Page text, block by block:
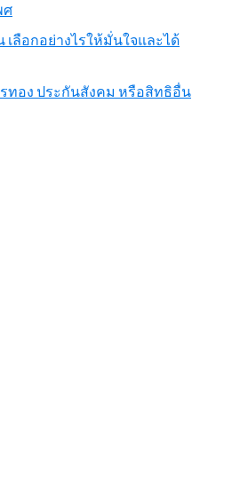
ศ
ลือกอย่างไรให้มั่นใจและได้
ทอง ประกันสังคม หรือสิทธิอื่น